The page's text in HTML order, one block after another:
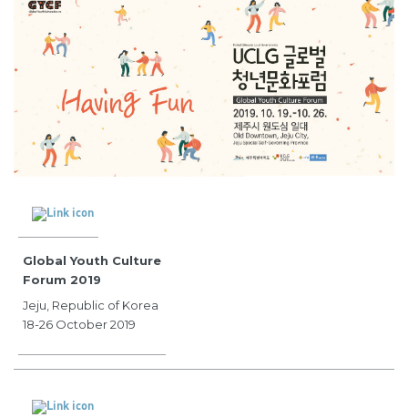
Global Youth Culture
Forum 2019
Jeju, Republic of Korea
18-26 October 2019